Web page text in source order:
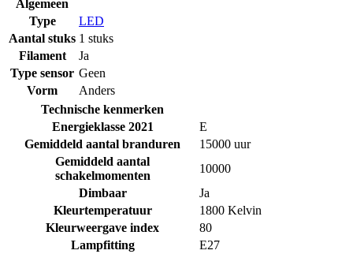
Algemeen
Type
LED
Aantal stuks 1 stuks
Filament
Ja
Type sensor Geen
Vorm
Anders
Technische kenmerken
Energieklasse 2021
E
Gemiddeld aantal branduren
15000 uur
Gemiddeld aantal
schakelmomenten
10000
Dimbaar
Ja
Kleurtemperatuur
1800 Kelvin
Kleurweergave index
80
Lampfitting
E27